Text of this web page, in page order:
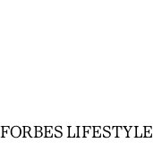
FORBES LIFESTYLE